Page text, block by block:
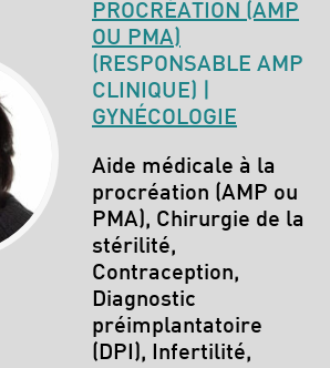
PROCRÉATION (AMP
OU PMA)
(RESPONSABLE AMP
CLINIQUE) |
GYNÉCOLOGIE
Spécialités :
Aide médicale à la
procréation (AMP ou
PMA), Chirurgie de la
stérilité,
Contraception,
Diagnostic
préimplantatoire
(DPI), Infertilité,